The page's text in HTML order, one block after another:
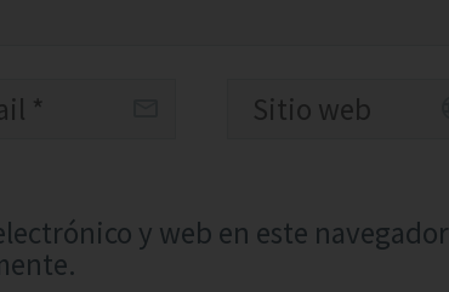
y web en este navegador